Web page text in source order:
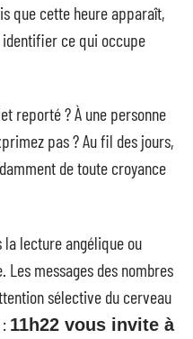
que cette heure apparaît,
ce qui occupe
reporté ? À une personne
pas ? Au fil des jours,
de toute croyance
lecture angélique ou
messages des nombres
sélective du cerveau
11h22 vous invite à